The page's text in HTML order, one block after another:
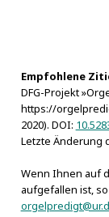
Omnia, 5
5
Übersetzt
5
1730)
1681)
Freude
Empfohlene
DFG-Projekt
https://
2020). DOI:
Letzte Änderung
Wenn Ihnen auf
aufgefallen ist,